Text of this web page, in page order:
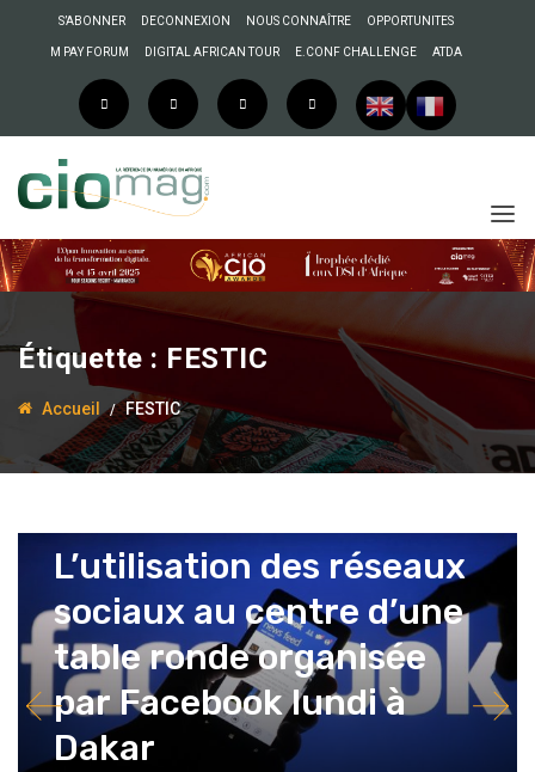
S’ABONNER DECONNEXION NOUS CONNAÎTRE OPPORTUNITES
M PAY FORUM DIGITAL AFRICAN TOUR E.CONF CHALLENGE ATDA
Étiquette : FESTIC
Accueil FESTIC
L’utilisation des réseaux
sociaux au centre d’une
table ronde organisée
par Facebook lundi à
Dakar